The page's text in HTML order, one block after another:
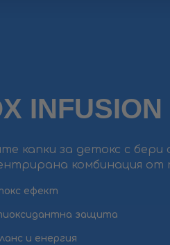
капки за детокс с бери
комбинация
ефект
защита
и енергия